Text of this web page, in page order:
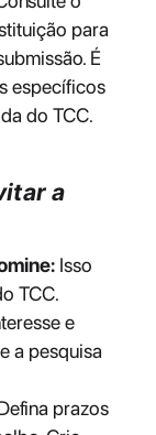
para
É
específicos
do TCC.
a
Isso
TCC.
e
a pesquisa
prazos